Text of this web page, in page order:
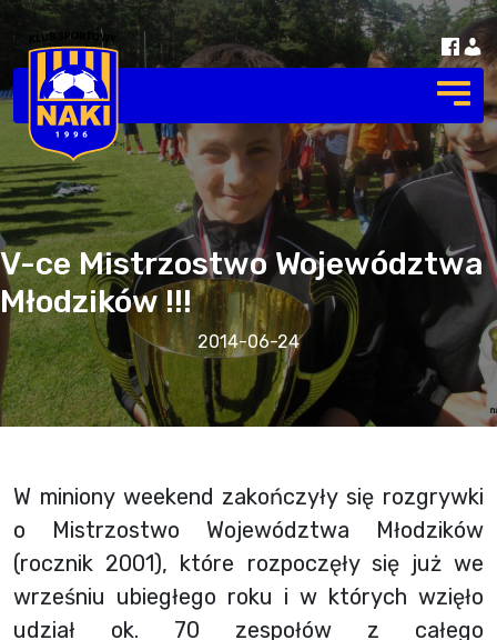
V-ce Mistrzostwo Województwa
Młodzików !!!
2014-06-24
W miniony weekend zakończyły się rozgrywki
o Mistrzostwo Województwa Młodzików
(rocznik 2001), które rozpoczęły się już we
wrześniu ubiegłego roku i w których wzięło
udział ok. 70 zespołów z całego